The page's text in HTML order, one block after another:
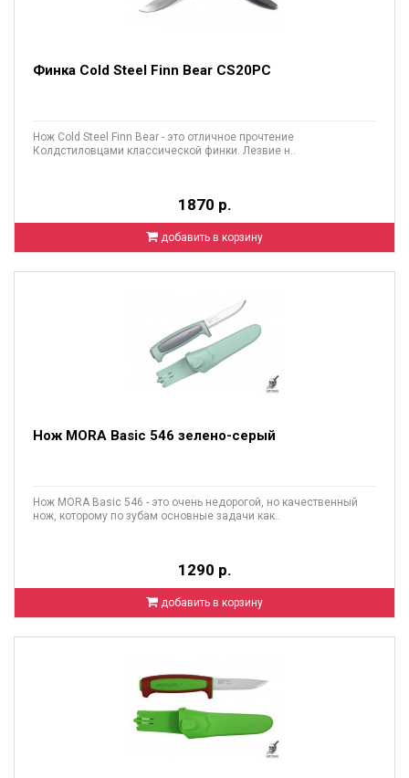
Финка Cold Steel Finn Bear CS20PC
Нож Cold Steel Finn Bear - это отличное прочтение
Колдстиловцами классической финки. Лезвие н..
1870 р.
добавить в корзину
Нож MORA Basic 546 зелено-серый
Нож MORA Basic 546 - это очень недорогой, но качественный
нож, которому по зубам основные задачи как..
1290 р.
добавить в корзину